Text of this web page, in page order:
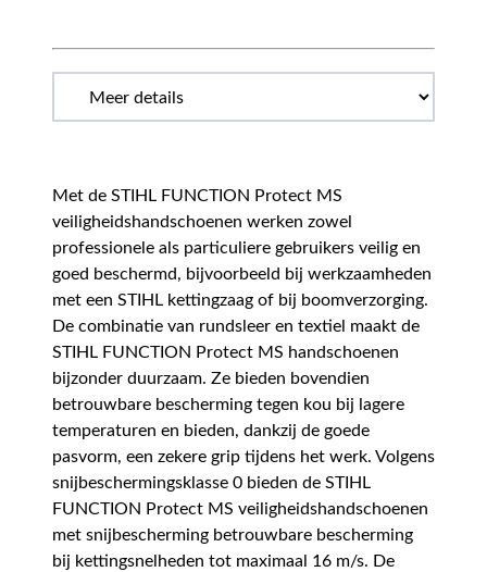
Met de STIHL FUNCTION Protect MS
veiligheidshandschoenen werken zowel
professionele als particuliere gebruikers veilig en
goed beschermd, bijvoorbeeld bij werkzaamheden
met een STIHL kettingzaag of bij boomverzorging.
De combinatie van rundsleer en textiel maakt de
STIHL FUNCTION Protect MS handschoenen
bijzonder duurzaam. Ze bieden bovendien
betrouwbare bescherming tegen kou bij lagere
temperaturen en bieden, dankzij de goede
pasvorm, een zekere grip tijdens het werk. Volgens
snijbeschermingsklasse 0 bieden de STIHL
FUNCTION Protect MS veiligheidshandschoenen
met snijbescherming betrouwbare bescherming
bij kettingsnelheden tot maximaal 16 m/s. De